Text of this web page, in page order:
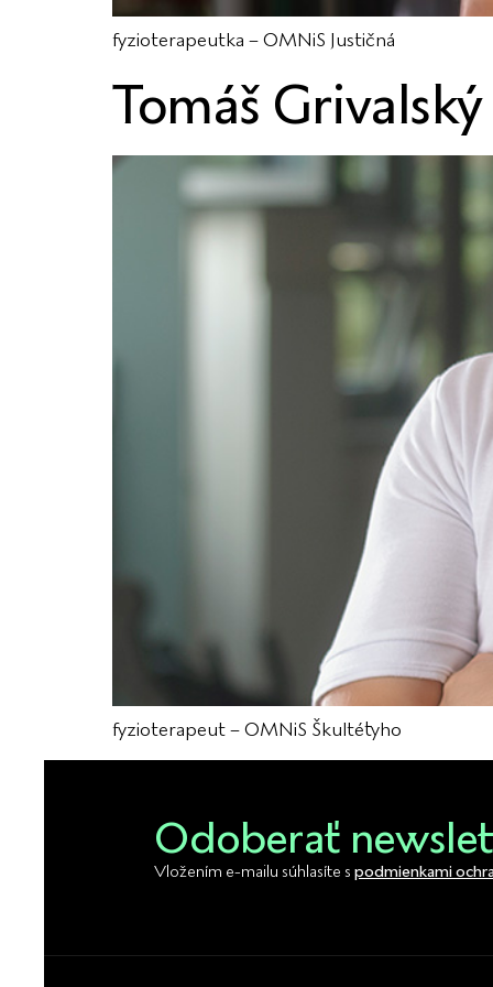
fyzioterapeutka – OMNiS Justičná
Tomáš Grivalský
fyzioterapeut – OMNiS Škultétyho
Odoberať
Vložením e-mailu súhlasíte s podmienkami